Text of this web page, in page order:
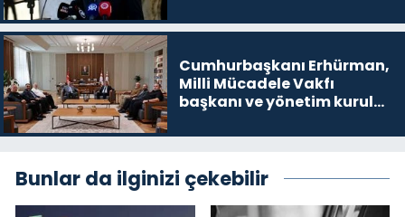
Cumhurbaşkanı Erhürman,
Milli Mücadele Vakfı
başkanı ve yönetim kurulu
Bunlar da ilginizi çekebilir